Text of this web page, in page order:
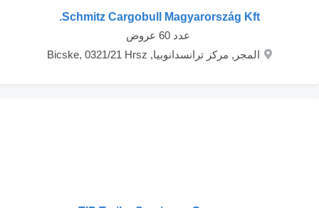
Schmitz Cargobull Magyarország Kft.
‏ عدد 60 عروض
المجر, مركز ترانسدانوبيا, Bicske, 0321/21 Hrsz